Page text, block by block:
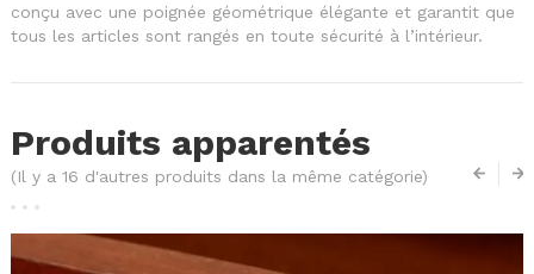
conçu avec une poignée géométrique élégante et garantit que
tous les articles sont rangés en toute sécurité à l’intérieur.
Produits apparentés
(Il y a 16 d'autres produits dans la même catégorie)